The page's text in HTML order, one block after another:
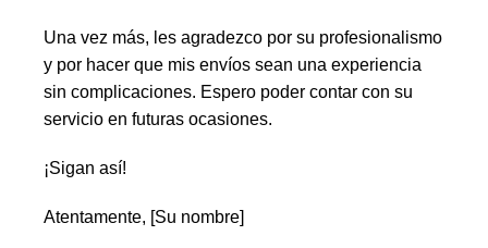
Una vez más, les agradezco por su profesionalismo
y por hacer que mis envíos sean una experiencia
sin complicaciones. Espero poder contar con su
servicio en futuras ocasiones.
¡Sigan así!
Atentamente, [Su nombre]